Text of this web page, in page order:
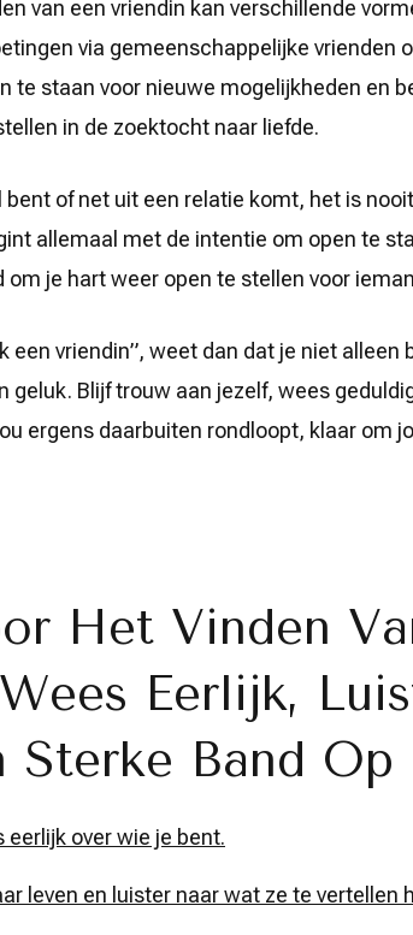
van een vriendin kan verschillende
via gemeenschappelijke vrienden
te staan voor nieuwe mogelijkheden en
in de zoektocht naar liefde.
bent of net uit een relatie komt, het is
allemaal met de intentie om open te
je hart weer open te stellen voor
een vriendin”, weet dan dat je niet alleen
geluk. Blijf trouw aan jezelf, wees
ergens daarbuiten rondloopt, klaar om
Het Vinden
Eerlijk,
Sterke Band Op
eerlijk over wie je bent.
leven en luister naar wat ze te vertellen